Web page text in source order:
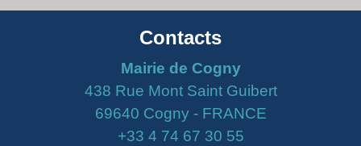
Contacts
Mairie de Cogny
438 Rue Mont Saint Guibert
69640 Cogny - FRANCE
+33 4 74 67 30 55